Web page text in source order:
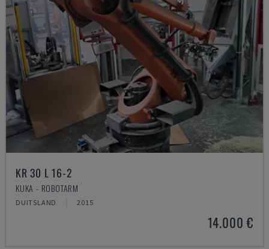
KR 30 L 16-2
KUKA - ROBOTARM
DUITSLAND 2015
14.000 €